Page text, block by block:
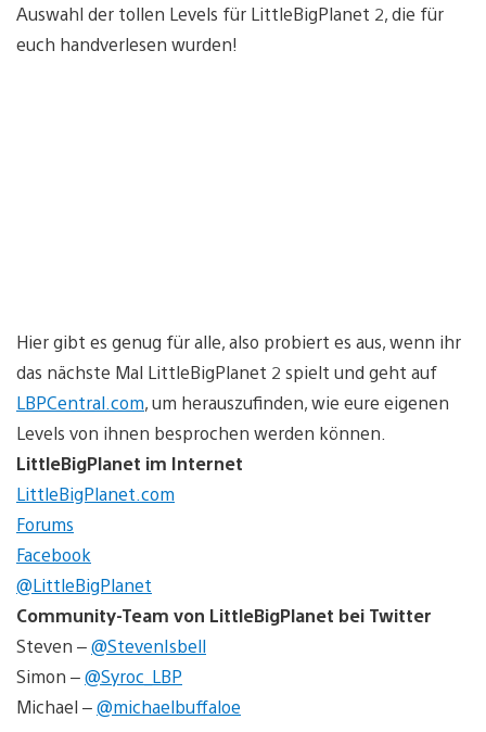
Auswahl der tollen Levels für LittleBigPlanet 2, die für
euch handverlesen wurden!
Hier gibt es genug für alle, also probiert es aus, wenn ihr
das nächste Mal LittleBigPlanet 2 spielt und geht auf
LBPCentral.com, um herauszufinden, wie eure eigenen
Levels von ihnen besprochen werden können.
LittleBigPlanet im Internet
LittleBigPlanet.com
Forums
Facebook
@LittleBigPlanet
Community-Team von LittleBigPlanet bei Twitter
Steven –@StevenIsbell
Simon –@Syroc_LBP
Michael –@michaelbuffaloe